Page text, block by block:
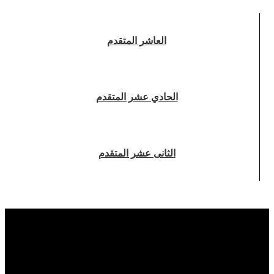
العاشر المتقدم
الحادي عشر المتقدم
الثانى عشر المتقدم